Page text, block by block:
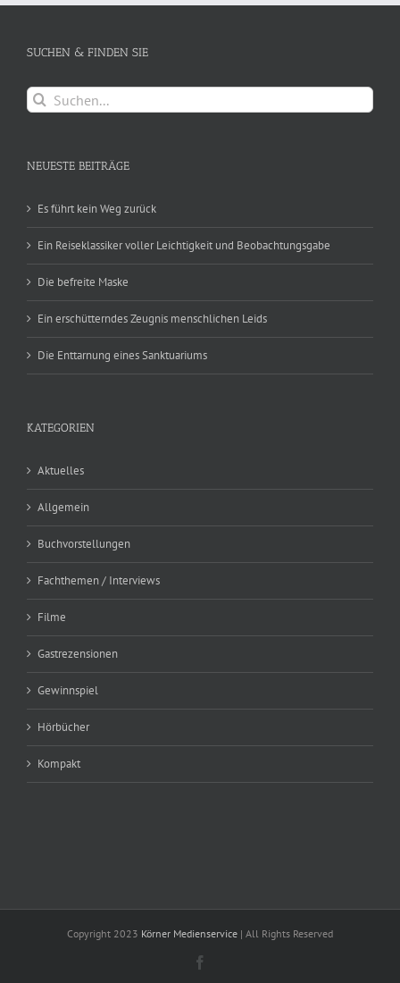
SUCHEN & FINDEN SIE
Suche
nach:
NEUESTE BEITRÄGE
Es führt kein Weg zurück
Ein Reiseklassiker voller Leichtigkeit und Beobachtungsgabe
Die befreite Maske
Ein erschütterndes Zeugnis menschlichen Leids
Die Enttarnung eines Sanktuariums
KATEGORIEN
Aktuelles
Allgemein
Buchvorstellungen
Fachthemen / Interviews
Filme
Gastrezensionen
Gewinnspiel
Hörbücher
Kompakt
Copyright 2023 Körner Medienservice | All Rights Reserved